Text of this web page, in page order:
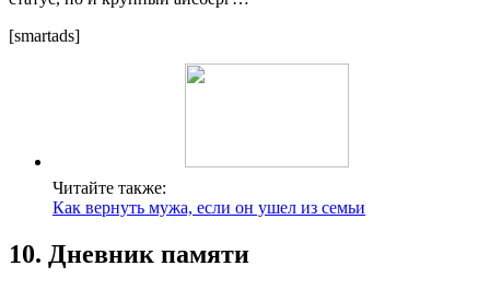
[smartads]
Читайте также:
Как вернуть мужа, если он ушел из семьи
10. Дневник памяти